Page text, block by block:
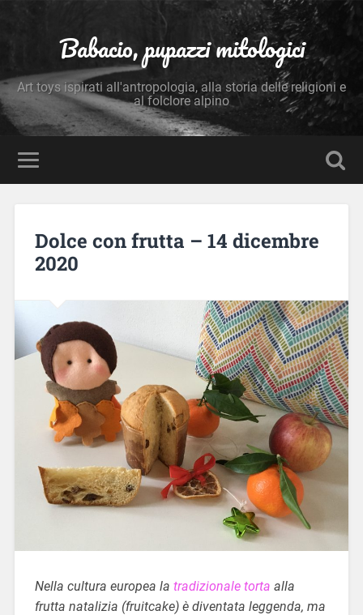
Babacio, pupazzi mitologici
Art toys ispirati all'antropologia, alla storia delle religioni e
al folclore alpino
Dolce con frutta – 14 dicembre
2020
Nella cultura europea la tradizionale torta alla
frutta natalizia (fruitcake) è diventata leggenda, ma